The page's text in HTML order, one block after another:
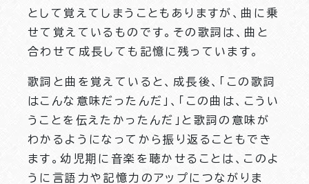
として覚えてしまうこともありますが、曲に乗
せて覚えているものです。その歌詞は、曲と
合わせて成長しても記憶に残っています。
歌詞と曲を覚えていると、成長後、「この歌詞
はこんな意味だったんだ」、「この曲は、こうい
うことを伝えたかったんだ」と歌詞の意味が
わかるようになってから振り返ることもでき
ます。幼児期に音楽を聴かせることは、このよ
うに言語力や記憶力のアップにつながりま